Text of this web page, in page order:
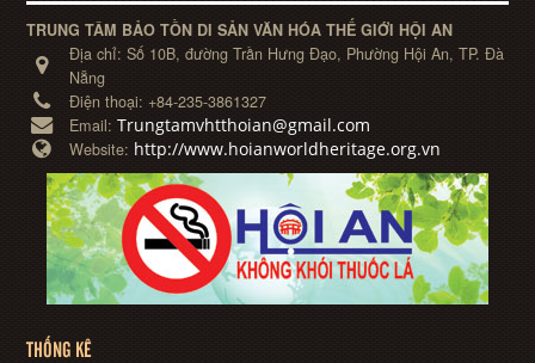
TRUNG TÂM BẢO TỒN DI SẢN VĂN HÓA THẾ GIỚI HỘI AN
Địa chỉ:Số 10B, đường Trần Hưng Đạo, Phường Hội An, TP. Đà
Nẵng
Điện thoại: +84-235-3861327
Email:Trungtamvhtthoian@gmail.com
Website: http://www.hoianworldheritage.org.vn
THỐNG KÊ